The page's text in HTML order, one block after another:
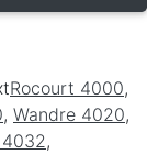
Rocourt 4000,
, Wandre 4020,
,